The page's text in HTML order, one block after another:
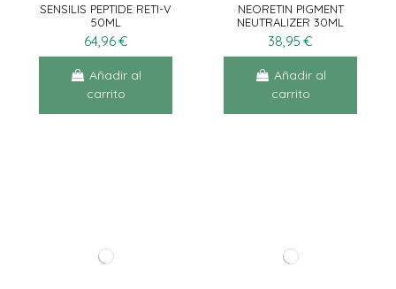
SENSILIS PEPTIDE RETI-V
50ML
64,96 €
Añadir al
carrito
NEORETIN PIGMENT
NEUTRALIZER 30ML
38,95 €
Añadir al
carrito